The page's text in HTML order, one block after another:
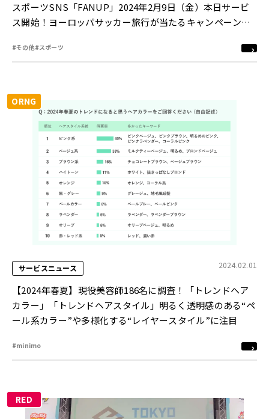
スポーツSNS「FANUP」2024年2月9日（金）本日サービ
ス開始！ヨーロッパサッカー旅行が当たるキャンペーン実
#その他#スポーツ
ORNG
サービスニュース 2024.02.01
【2024年春夏】現役美容師186名に調査！「トレンドヘア
カラー」「トレンドヘアスタイル」明るく透明感のある“ペ
ール系カラー”や多様化する“レイヤースタイル”に注目
#minimo
RED